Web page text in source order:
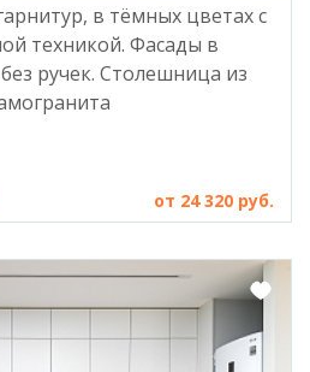
в тёмных цветах с
техникой. Фасады в
ручек. Столешница из
от 24 320 руб.